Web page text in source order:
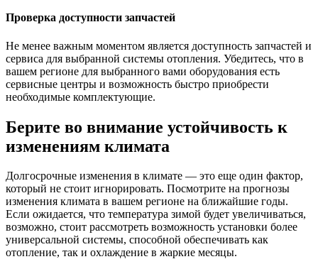
Проверка доступности запчастей
Не менее важным моментом является доступность запчастей и
сервиса для выбранной системы отопления. Убедитесь, что в
вашем регионе для выбранного вами оборудования есть
сервисные центры и возможность быстро приобрести
необходимые комплектующие.
Берите во внимание устойчивость к
изменениям климата
Долгосрочные изменения в климате — это еще один фактор,
который не стоит игнорировать. Посмотрите на прогнозы
изменения климата в вашем регионе на ближайшие годы.
Если ожидается, что температура зимой будет увеличиваться,
возможно, стоит рассмотреть возможность установки более
универсальной системы, способной обеспечивать как
отопление, так и охлаждение в жаркие месяцы.